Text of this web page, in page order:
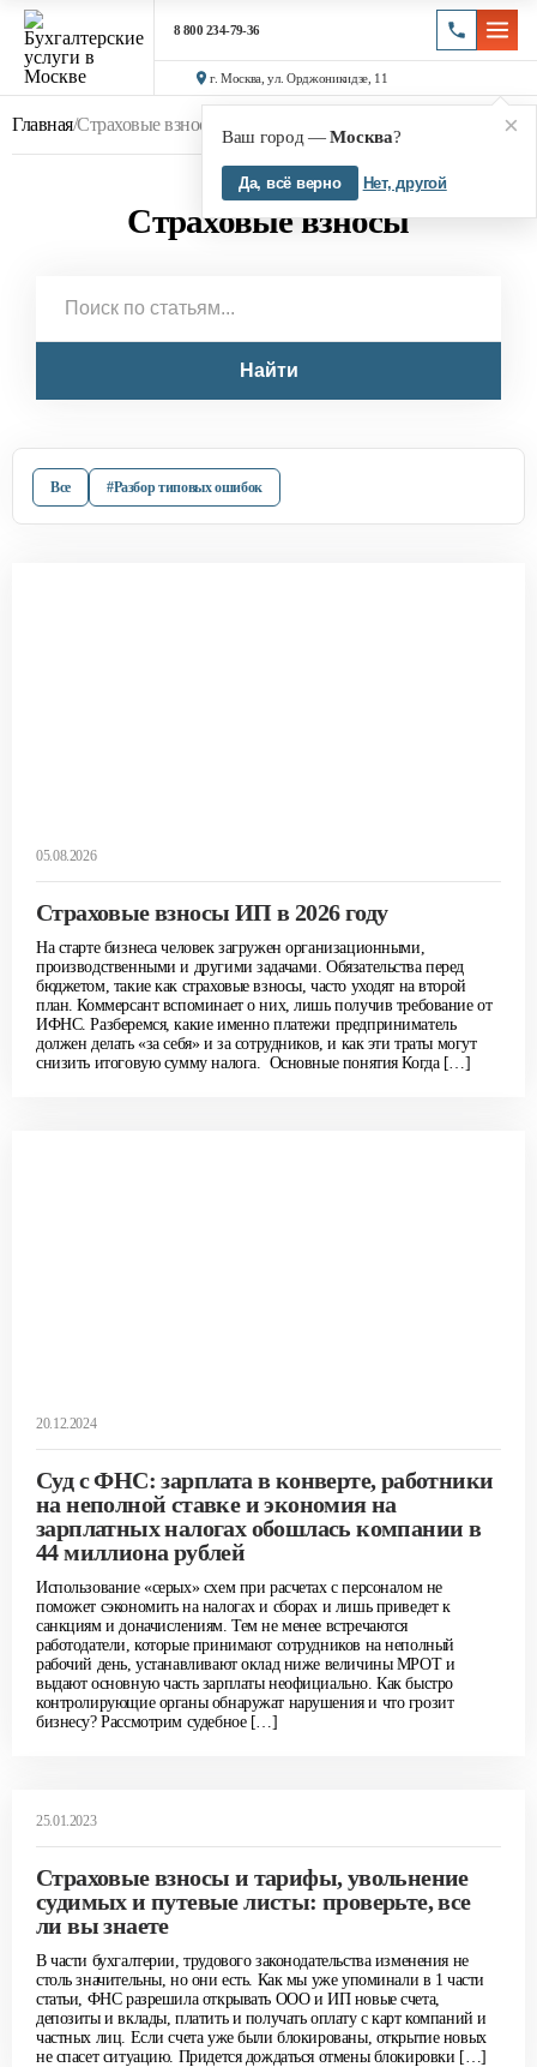
8 800 234-79-36
г. Москва, ул. Орджоникидзе, 11
×
Ваш город —Москва?
Да, всё верно Нет, другой
Главная/Страховые взносы
Страховые взносы
Найти
Все #Разбор типовых ошибок
05.08.2026
Страховые взносы ИП в 2026 году
На старте бизнеса человек загружен организационными,
производственными и другими задачами. Обязательства перед
бюджетом, такие как страховые взносы, часто уходят на второй
план. Коммерсант вспоминает о них, лишь получив требование от
ИФНС. Разберемся, какие именно платежи предприниматель
должен делать «за себя» и за сотрудников, и как эти траты могут
снизить итоговую сумму налога. Основные понятия Когда […]
20.12.2024
Суд с ФНС: зарплата в конверте, работники
на неполной ставке и экономия на
зарплатных налогах обошлась компании в
44 миллиона рублей
Использование «серых» схем при расчетах с персоналом не
поможет сэкономить на налогах и сборах и лишь приведет к
санкциям и доначислениям. Тем не менее встречаются
работодатели, которые принимают сотрудников на неполный
рабочий день, устанавливают оклад ниже величины МРОТ и
выдают основную часть зарплаты неофициально. Как быстро
контролирующие органы обнаружат нарушения и что грозит
бизнесу? Рассмотрим судебное […]
25.01.2023
Страховые взносы и тарифы, увольнение
судимых и путевые листы: проверьте, все
ли вы знаете
В части бухгалтерии, трудового законодательства изменения не
столь значительны, но они есть. Как мы уже упоминали в 1 части
статьи, ФНС разрешила открывать ООО и ИП новые счета,
депозиты и вклады, платить и получать оплату с карт компаний и
частных лиц. Если счета уже были блокированы, открытие новых
не спасет ситуацию. Придется дождаться отмены блокировки […]